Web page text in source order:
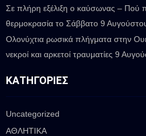
Σε πλήρη εξέλιξη ο καύσωνας – Πού
θερμοκρασία το Σάββατο 9
Ολονύχτια ρωσικά πλήγματα στην
νεκροί και αρκετοί τραυματίες 9
ΚΑΤΗΓΟΡΊΕΣ
Uncategorized
ΑΘΛΗΤΙΚΑ